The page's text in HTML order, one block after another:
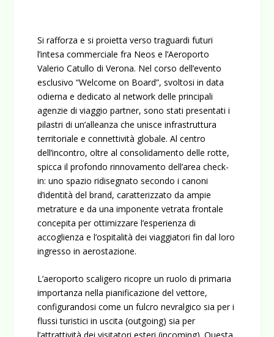
Si rafforza e si proietta verso traguardi futuri
l’intesa commerciale fra Neos e l’Aeroporto
Valerio Catullo di Verona. Nel corso dell’evento
esclusivo “Welcome on Board”, svoltosi in data
odierna e dedicato al network delle principali
agenzie di viaggio partner, sono stati presentati i
pilastri di un’alleanza che unisce infrastruttura
territoriale e connettività globale. Al centro
dell’incontro, oltre al consolidamento delle rotte,
spicca il profondo rinnovamento dell’area check-
in: uno spazio ridisegnato secondo i canoni
d’identità del brand, caratterizzato da ampie
metrature e da una imponente vetrata frontale
concepita per ottimizzare l’esperienza di
accoglienza e l’ospitalità dei viaggiatori fin dal loro
ingresso in aerostazione.
L’aeroporto scaligero ricopre un ruolo di primaria
importanza nella pianificazione del vettore,
configurandosi come un fulcro nevralgico sia per i
flussi turistici in uscita (outgoing) sia per